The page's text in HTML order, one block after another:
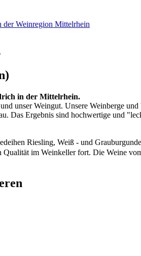
Weinregion Mittelrhein
in der Mittelrhein.
unser Weingut. Unsere Weinberge
Das Ergebnis sind hochwertige und
Riesling, Weiß - und
Qualität im Weinkeller fort. Die Weine